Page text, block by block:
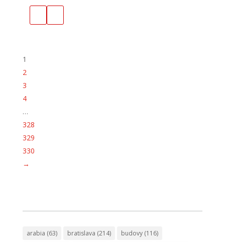
1
2
3
4
…
328
329
330
→
arabia (63) bratislava (214) budovy(116)